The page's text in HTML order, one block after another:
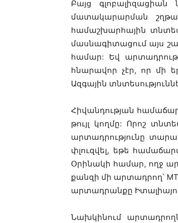
Բայց գլոբալիզացիան
մատակարարման
համաշխարհային
մասնագիտացում այս
համար: Եվ
հնարավոր չէր, որ մի
Ազգային
Հիվանդության
թույլ կողմը: Որոշ
արտադրությունը
փլուզվել, եթե
Օրինակի համար, ողջ
քանզի մի արտադրող՝
արտադրանքը
Նախկինում